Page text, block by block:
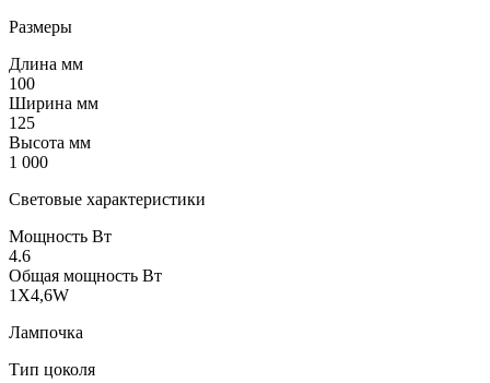
Размеры
Длина мм
100
Ширина мм
125
Высота мм
1 000
Световые характеристики
Мощность Вт
4.6
Общая мощность Вт
1X4,6W
Лампочка
Тип цоколя